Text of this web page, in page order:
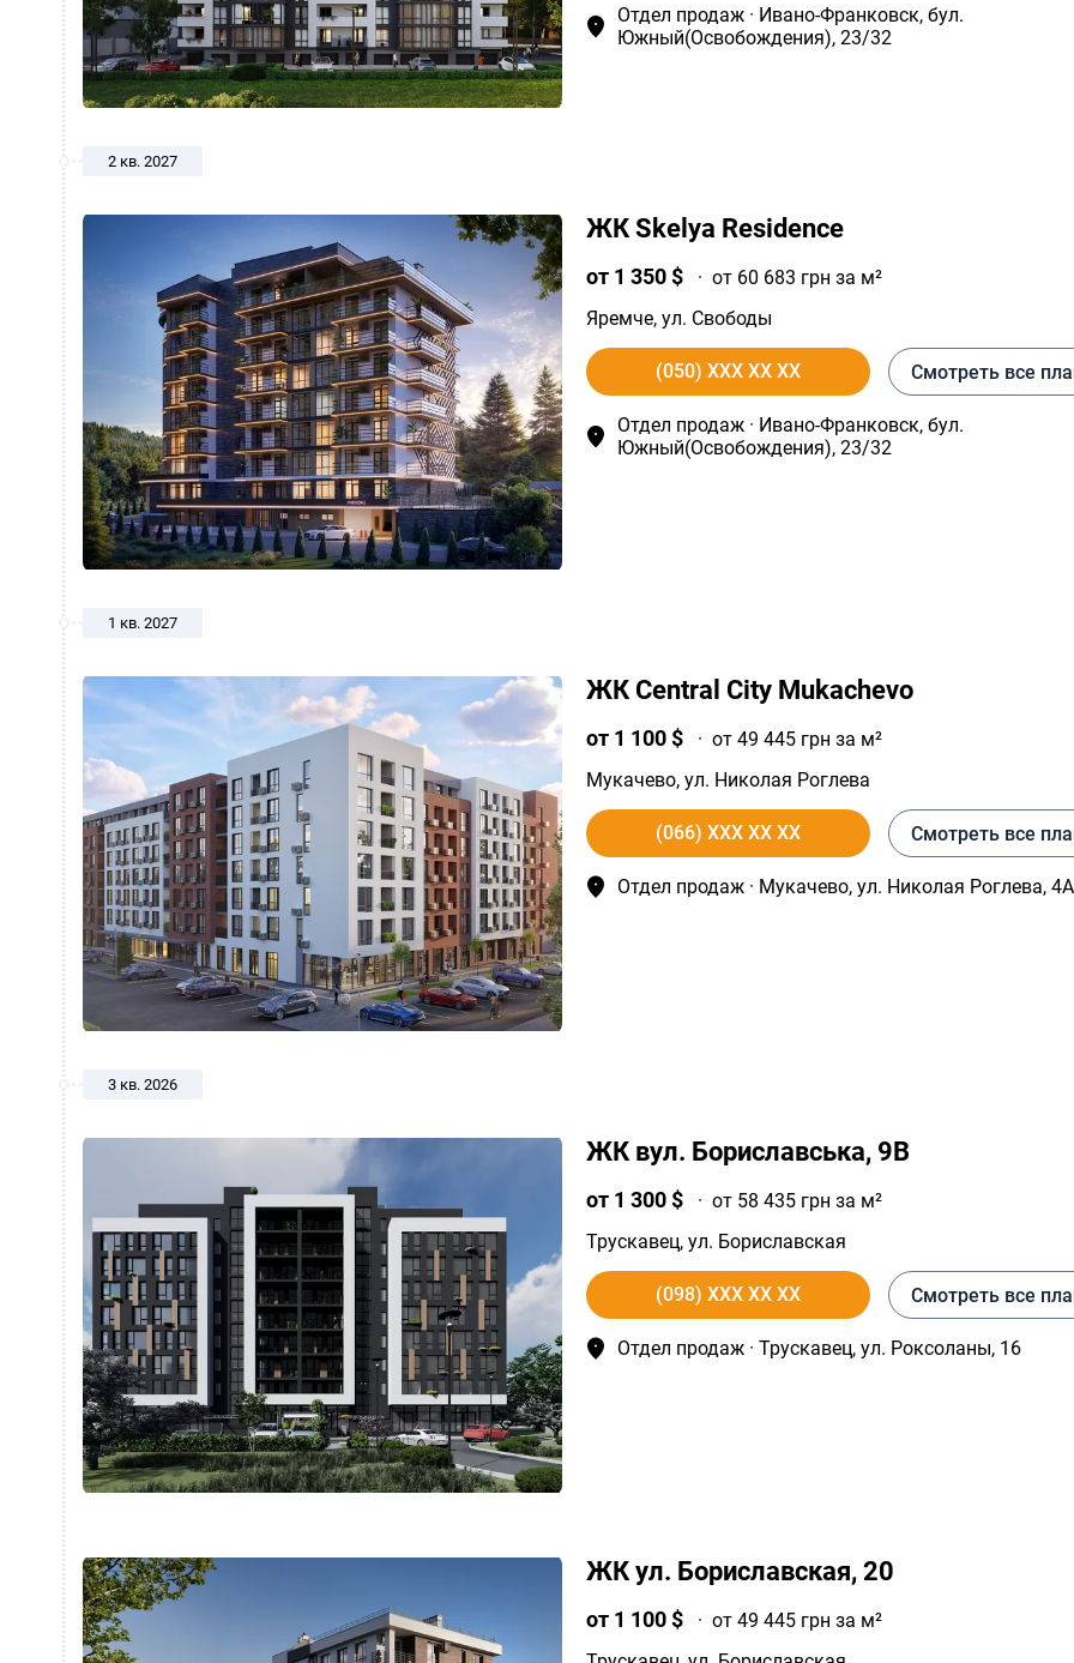
Отдел продаж · Ивано-Франковск, бул.
Южный(Освобождения), 23/32
2 кв. 2027
ЖК Skelya Residence
от 1 350 $ · от 60 683 грн за м²
Яремчe, ул. Свободы
(050) XXX XX XX Смотреть все
Отдел продаж · Ивано-Франковск, бул.
Южный(Освобождения), 23/32
1 кв. 2027
ЖК Central City Mukachevo
от 1 100 $ · от 49 445 грн за м²
Мукачево, ул. Николая Роглева
(066) XXX XX XX Смотреть все
Отдел продаж · Мукачево, ул. Николая Роглева, 4А
3 кв. 2026
ЖК вул. Бориславська, 9В
от 1 300 $ · от 58 435 грн за м²
Трускавец, ул. Бориславская
(098) XXX XX XX Смотреть все
Отдел продаж · Трускавец, ул. Роксоланы, 16
ЖК ул. Бориславская, 20
от 1 100 $ · от 49 445 грн за м²